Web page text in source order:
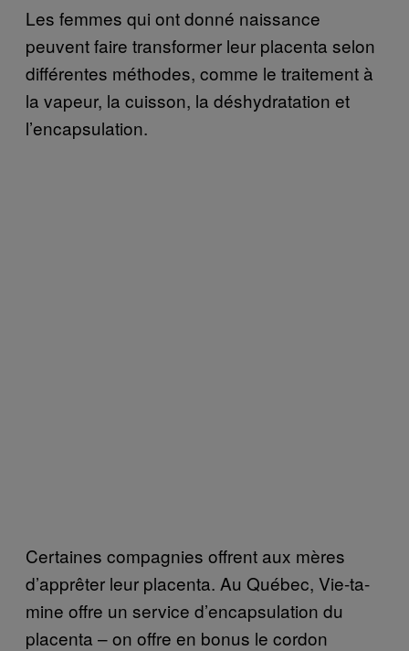
Les femmes qui ont donné naissance
peuvent faire transformer leur placenta selon
différentes méthodes, comme le traitement à
la vapeur, la cuisson, la déshydratation et
l’encapsulation.
Certaines compagnies offrent aux mères
d’apprêter leur placenta. Au Québec, Vie-ta-
mine offre un service d’encapsulation du
placenta – on offre en bonus le cordon